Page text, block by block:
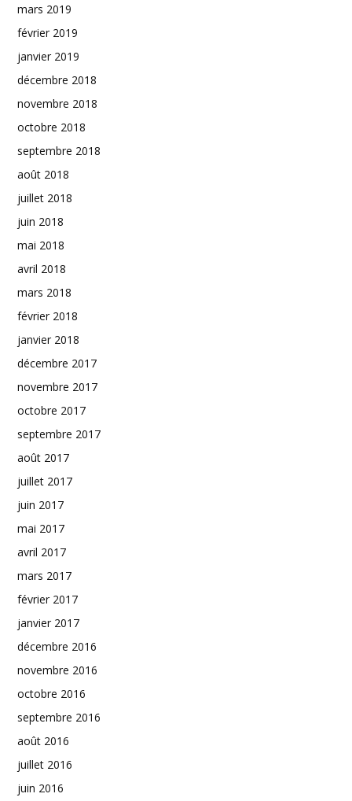
mars 2019
février 2019
janvier 2019
décembre 2018
novembre 2018
octobre 2018
septembre 2018
août 2018
juillet 2018
juin 2018
mai 2018
avril 2018
mars 2018
février 2018
janvier 2018
décembre 2017
novembre 2017
octobre 2017
septembre 2017
août 2017
juillet 2017
juin 2017
mai 2017
avril 2017
mars 2017
février 2017
janvier 2017
décembre 2016
novembre 2016
octobre 2016
septembre 2016
août 2016
juillet 2016
juin 2016